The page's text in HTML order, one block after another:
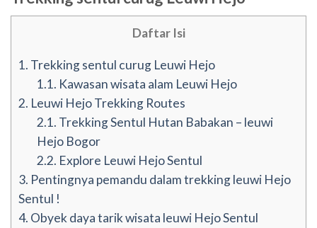
Daftar Isi
1. Trekking sentul curug Leuwi Hejo
1.1. Kawasan wisata alam Leuwi Hejo
2. Leuwi Hejo Trekking Routes
2.1. Trekking Sentul Hutan Babakan – leuwi
Hejo Bogor
2.2. Explore Leuwi Hejo Sentul
3. Pentingnya pemandu dalam trekking leuwi Hejo
Sentul !
4. Obyek daya tarik wisata leuwi Hejo Sentul